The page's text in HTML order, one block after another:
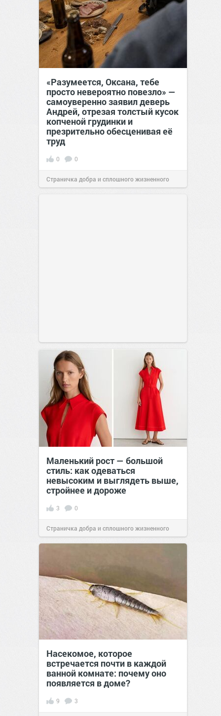
«Разумеется, Оксана, тебе
просто невероятно повезло» —
самоуверенно заявил деверь
Андрей, отрезая толстый кусок
копченой грудинки и
презрительно обесценивая её
труд
0 0
Страничка добра и сплошного жизненного
Маленький рост — большой
стиль: как одеваться
невысоким и выглядеть выше,
стройнее и дороже
3 0
Страничка добра и сплошного жизненного
позитива!11:3816 июл 2026
Насекомое, которое
встречается почти в каждой
ванной комнате: почему оно
появляется в доме?
9 3